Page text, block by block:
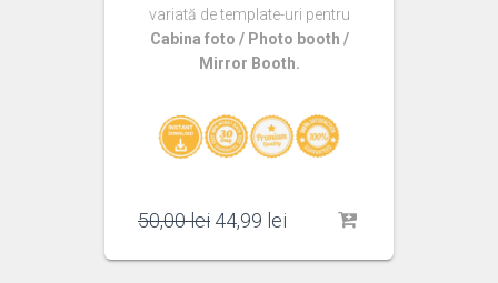
variată de template-uri pentru
Cabina foto / Photo booth /
Mirror Booth.
50,00lei Prețul
a
44,99 lei
este: